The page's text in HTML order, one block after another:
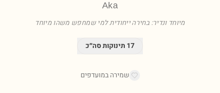
Aka
מיוחד ונדיר: בחירה ייחודית למי שמחפש משהו מיוחד
17 תינוקות סה״כ
שמירה במועדפים